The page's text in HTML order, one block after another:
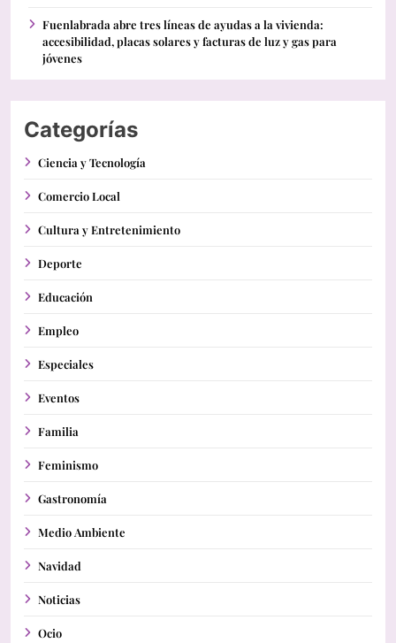
Fuenlabrada abre tres líneas de ayudas a la vivienda:
accesibilidad, placas solares y facturas de luz y gas para
jóvenes
Categorías
Ciencia y Tecnología
Comercio Local
Cultura y Entretenimiento
Deporte
Educación
Empleo
Especiales
Eventos
Familia
Feminismo
Gastronomía
Medio Ambiente
Navidad
Noticias
Ocio